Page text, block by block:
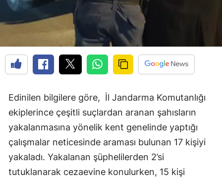
Edinilen bilgilere göre, İl Jandarma Komutanlığı
ekiplerince çeşitli suçlardan aranan şahısların
yakalanmasına yönelik kent genelinde yaptığı
çalışmalar neticesinde araması bulunan 17 kişiyi
yakaladı. Yakalanan şüphelilerden 2’si
tutuklanarak cezaevine konulurken, 15 kişi